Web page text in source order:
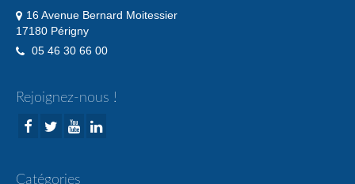
16 Avenue Bernard Moitessier
17180 Périgny
05 46 30 66 00
Rejoignez-nous !
Catégories